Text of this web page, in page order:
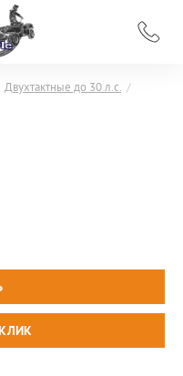
Двухтактные до 30 л.с.
/